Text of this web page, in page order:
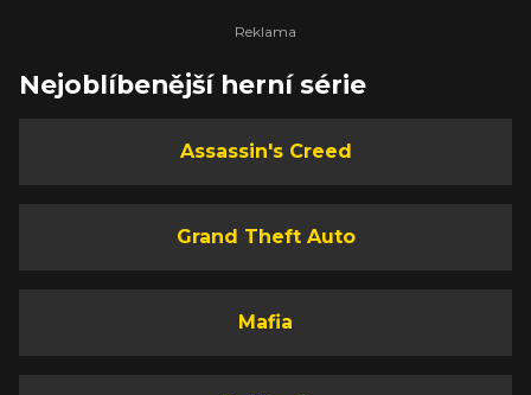
Nejoblíbenější herní série
Assassin's Creed
Grand Theft Auto
Mafia